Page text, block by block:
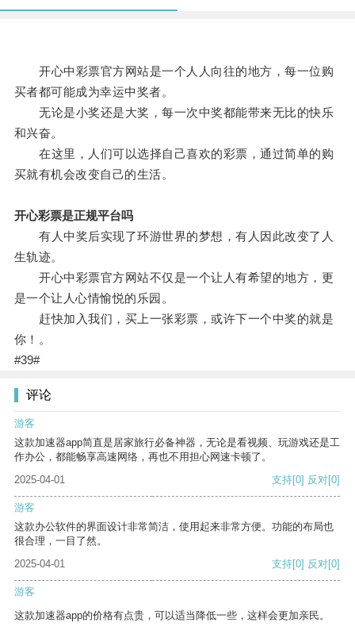
开心中彩票官方网站是一个人人向往的地方，每一位购
买者都可能成为幸运中奖者。
无论是小奖还是大奖，每一次中奖都能带来无比的快乐
和兴奋。
在这里，人们可以选择自己喜欢的彩票，通过简单的购
买就有机会改变自己的生活。
开心彩票是正规平台吗
有人中奖后实现了环游世界的梦想，有人因此改变了人
生轨迹。
开心中彩票官方网站不仅是一个让人有希望的地方，更
是一个让人心情愉悦的乐园。
赶快加入我们，买上一张彩票，或许下一个中奖的就是
你！。
#39#
评论
游客
这款加速器app简直是居家旅行必备神器，无论是看视频、玩游戏还是工
作办公，都能畅享高速网络，再也不用担心网速卡顿了。
2025-04-01
支持[0] 反对[0]
游客
这款办公软件的界面设计非常简洁，使用起来非常方便。功能的布局也
很合理，一目了然。
2025-04-01
支持[0] 反对[0]
游客
这款加速器app的价格有点贵，可以适当降低一些，这样会更加亲民。